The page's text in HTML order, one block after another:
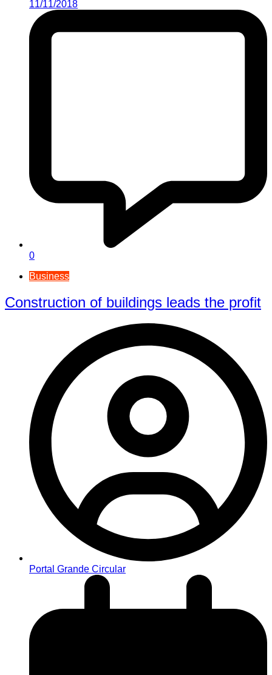
11/11/2018
0
Business
Construction of buildings leads the profit
Portal Grande Circular